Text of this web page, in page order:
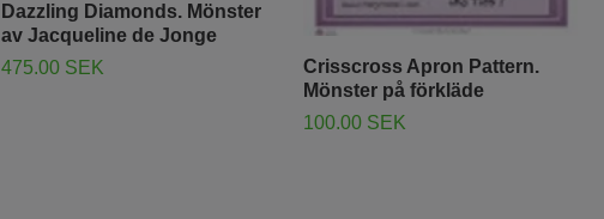
Dazzling Diamonds. Mönster
av Jacqueline de Jonge
475.00 SEK
Crisscross Apron Pattern.
Mönster på förkläde
100.00 SEK